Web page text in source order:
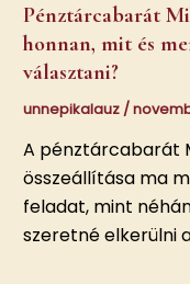
Pénztárcabarát
honnan, mit és
választani?
unnepikalauz /
A pénztárcabarát
összeállítása ma
feladat, mint
szeretné elkerülni